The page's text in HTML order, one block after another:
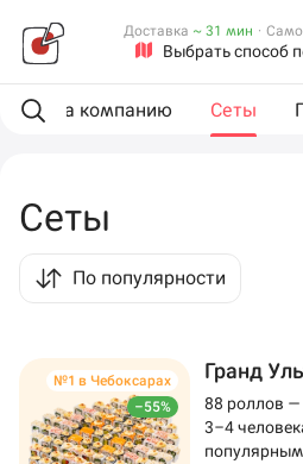
Выбрать способ
Доставка ~ 31 мин ·
На компанию Сеты
Сеты
По популярности
–55%
№1 в Чебоксарах Гранд
88 роллов
3–4